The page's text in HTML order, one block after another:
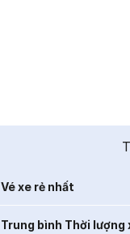
Vé xe rẻ nhất
Trung bình Thời lượng